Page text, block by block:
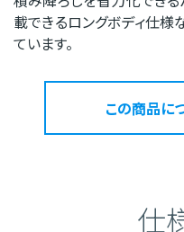
載できるロングボディ仕様
ています。
この商品に
仕